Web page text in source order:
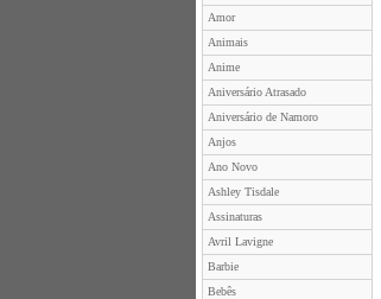
Amor
Animais
Anime
Aniversário Atrasado
Aniversário de Namoro
Anjos
Ano Novo
Ashley Tisdale
Assinaturas
Avril Lavigne
Barbie
Bebês